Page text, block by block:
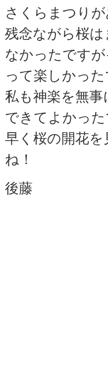
さくらまつりが
残念ながら桜
なかったです
って楽しかった
私も神楽を無
できてよかった
早く桜の開花を
ね！
後藤